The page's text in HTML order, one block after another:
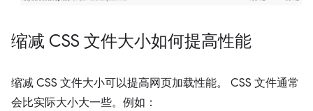
缩减 CSS 文件大小如何提高性能
缩减 CSS 文件大小可以提高网页加载性能。 CSS 文件通常
会比实际大小大一些。例如：